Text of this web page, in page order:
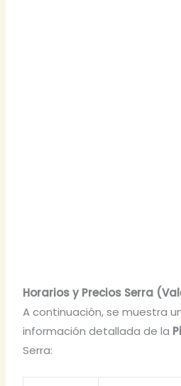
Horarios y Precios Serra
A continuación, se muestra
información detallada de la
Serra: